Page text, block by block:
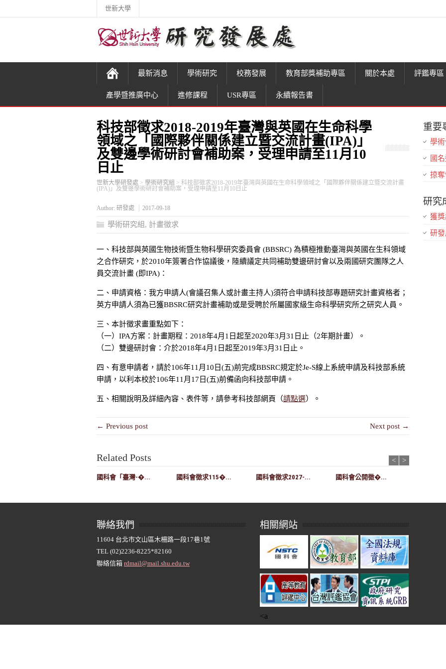
世新大學
最新消息 學術研究 校務發展 教育部獎補助專區 關於本處 評鑑專區
產學暨推廣中心 進修課程 USR專區 永續報告書
科技部徵求2018-2019年臺灣與英國在生命科學
領域之「國際夥伴關係建立暨交流計畫(IPA)」
及雙邊學術研討會補助案，受理申請至11月10
日止
世新大學研發處 > 學術研究組 > 科技部徵求2018-2019年臺灣與英國在生命科學領域之「國際夥伴關係建立暨交流計畫
(IPA)」及雙邊學術研討會補助案，受理申請至11月10日止
Author: 研發處 2017-09-18
學術研究組, 計畫徵求
一、科技部與英國生物技術暨生物科學研究委員會 (BBSRC) 為積極推動臺灣與英國在生科領域
之合作研究，於2010年簽署合作協議後，陸續議定共同補助雙邊研討會以及兩國研究團隊之人
員交流計畫 (即IPA)：
二、申請資格：我方申請人(會議召集人或計畫主持人)須符合申請科技部專題研究計畫資格者；
英方申請人須為已獲BBSRC研究計畫補助或是受聘於所屬國家級生命科學研究所之研究人員。
三、本計徵求畫重點如下：
（一）IPA方案：計畫期程：2018年4月1日起至2020年3月31日止（2年期計畫）。
（二）雙邊研討會：介於2018年4月1日起至2019年3月31日止。
四、有意申請者，請於106年11月10日(五)前完成BBSRC規定於Je-S線上系統申請及科技部系統
申請，以利本校於106年11月17日(五)前備函向科技部申請。
五、相關說明及詳細內容、表件等，請參考科技部網頁（請點選）。
← Previous post Next post →
Related Posts
國科會「臺灣-�... 國科會徵求115�... 國科會徵求2027-... 國科會公開徵�...
< >
重要
學
國
掠
研究
獲
研
聯絡我們
11604 台北市文山區木柵路一段17巷1號
TEL (02)2236-8225*82160
聯絡信箱 rdmail@mail.shu.edu.tw
相關網站
<a